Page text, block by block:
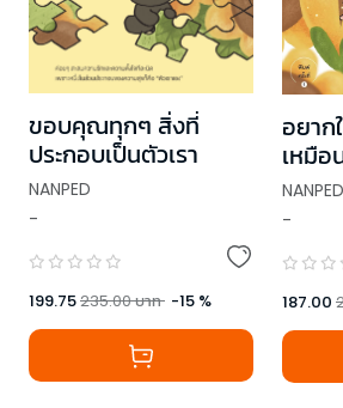
ขอบคุณทุกๆ สิ่งที่
ประกอบเป็นตัวเรา
NANPED
-
199.75235.00บาท -15 %
อยาก
เหมือ
NANPED
-
187.00